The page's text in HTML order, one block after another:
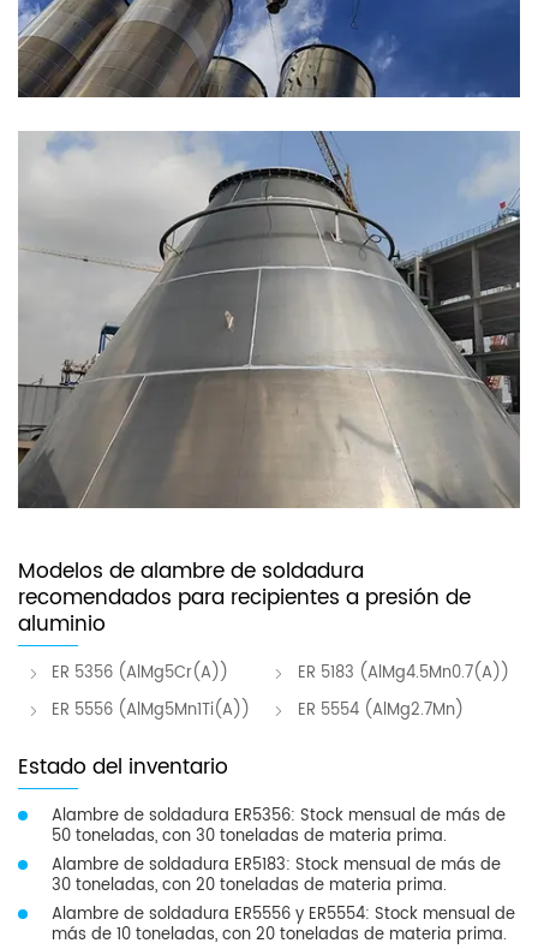
Modelos de alambre de soldadura
recomendados para recipientes a presión de
aluminio
ER 5356 (AlMg5Cr(A))
ER 5183 (AlMg4.5Mn0.7(A))
ER 5556 (AlMg5Mn1Ti(A))
ER 5554 (AlMg2.7Mn)
Estado del inventario
Alambre de soldadura ER5356: Stock mensual de más de
50 toneladas, con 30 toneladas de materia prima.
Alambre de soldadura ER5183: Stock mensual de más de
30 toneladas, con 20 toneladas de materia prima.
Alambre de soldadura ER5556 y ER5554: Stock mensual de
más de 10 toneladas, con 20 toneladas de materia prima.